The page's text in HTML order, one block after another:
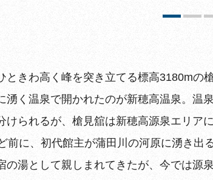
ときわ高く峰を突き立てる標高3180mの
湧く温泉で開かれたのが新穂高温泉。温
けられるが、槍見舘は新穂高源泉エリアに
前に、初代館主が蒲田川の河原に湧き
の湯として親しまれてきたが、今では源